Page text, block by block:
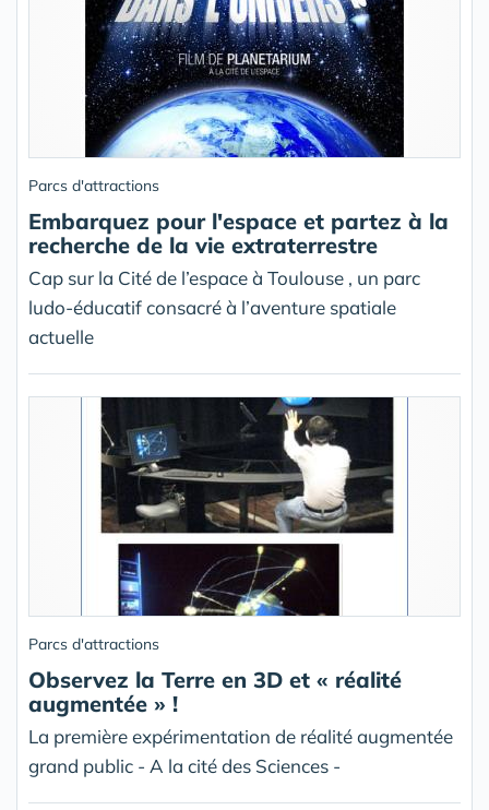
Parcs d'attractions
Embarquez pour l'espace et partez à la
recherche de la vie extraterrestre
Cap sur la Cité de l’espace à Toulouse , un parc
ludo-éducatif consacré à l’aventure spatiale
actuelle
Parcs d'attractions
Observez la Terre en 3D et « réalité
augmentée » !
La première expérimentation de réalité augmentée
grand public - A la cité des Sciences -